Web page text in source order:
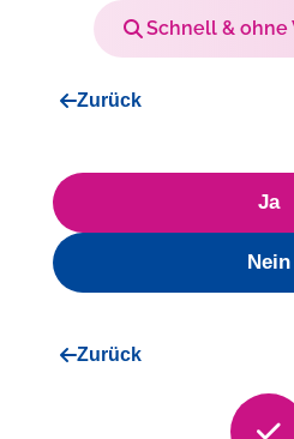
Schnell &
Zurück
Ja
Nein
Zurück